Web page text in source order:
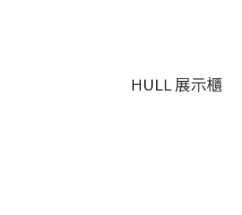
HULL 展示櫃